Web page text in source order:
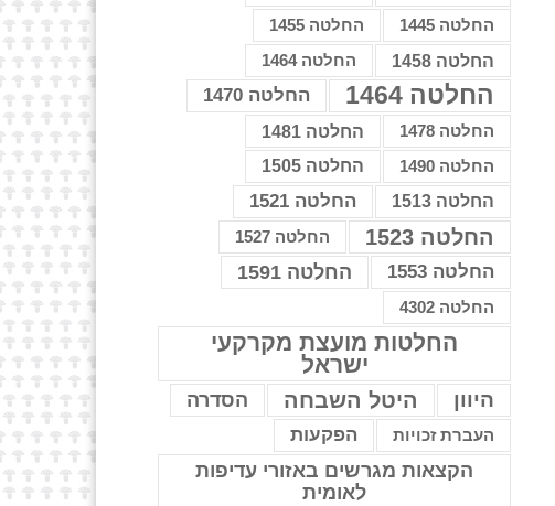
החלטה 1445
החלטה 1455
החלטה 1458 החלטה 1464
החלטה 1464 החלטה 1470
החלטה 1478 החלטה 1481
החלטה 1490
החלטה 1505
החלטה 1513
החלטה 1521
החלטה 1523 החלטה 1527
החלטה 1553 החלטה 1591
החלטה 4302
החלטות מועצת מקרקעי
ישראל
היוון היטל השבחה הסדרה
העברת זכויות הפקעות
הקצאות מגרשים באזורי עדיפות
לאומית